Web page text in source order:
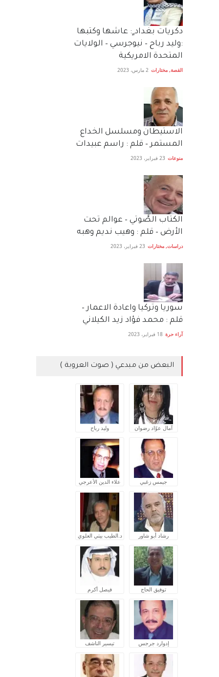
دكريات بغداد ٍ: عاشها وكتبها
:وليد رباح – نيوجرسي – الولايات
المتحدة الامريكية
القصة, مختارات 2 مارس، 2023
الاستيطان ومسلسل الخداع
المستمر – قلم : راسم عبيدات
منوعات 23 فبراير، 2023
الكتاب الصَّوتي – عوالم تحت
الأرض – قلم : وهيب نديم وهبه
دراسات, مختارات 23 فبراير، 2023
سوريا وتركيا واعادة الاعمار –
قلم : محمد فؤاد زيد الكيلاني
آراء حرة 18 فبراير، 2023
البعض من مبدعي ( صوت العروبة )
آمال عوّاد رضوان وليد رباح
جيمس زغبي علاء الدين الأعرجي
رشاد أبو شاور د.الطيب بيتي العلوي
توفيق الحاج فيصل أكرم
إدوارد جرجس تيسير الناشف